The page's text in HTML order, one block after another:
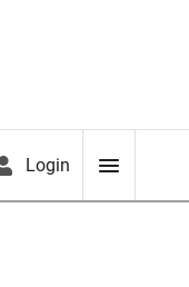
Login